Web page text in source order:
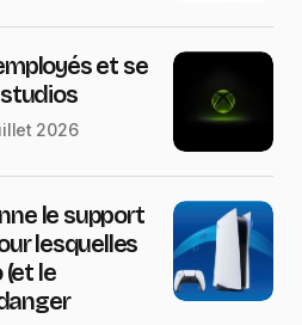
et se
2026
le support
lesquelles
(et le